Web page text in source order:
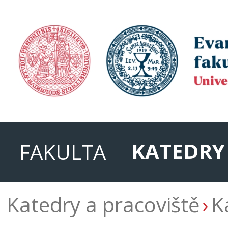
FAKULTA
Katedry a pracoviště